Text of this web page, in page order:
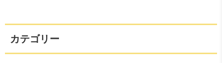
カテゴリー